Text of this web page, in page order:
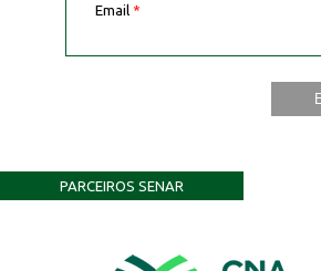
Email *
PARCEIROS SENAR